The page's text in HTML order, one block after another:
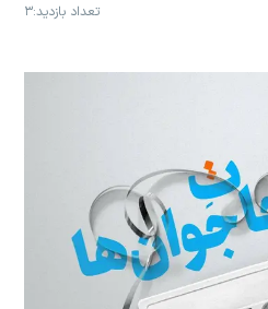
تعداد بازدید:۳